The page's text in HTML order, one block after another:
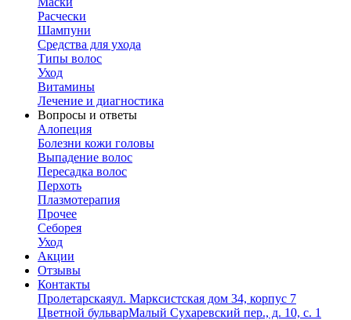
Расчески
Шампуни
Средства для ухода
Типы волос
Уход
Витамины
Лечение и диагностика
Вопросы и ответы
Алопеция
Болезни кожи головы
Выпадение волос
Пересадка волос
Перхоть
Плазмотерапия
Прочее
Себорея
Уход
Акции
Отзывы
Контакты
Пролетарскаяул. Марксистская дом 34, корпус 7
Цветной бульварМалый Сухаревский пер., д. 10, с. 1